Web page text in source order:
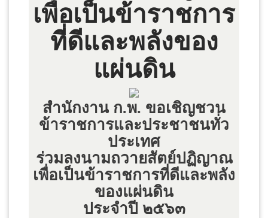
เพื่อเป็นข้าราชการ
ที่ดีและพลังของ
แผ่นดิน
สำนักงาน ก.พ. ขอเชิญชวน
ข้าราชการและประชาชนทั่ว
ประเทศ
ร่วมลงนามถวายสัตย์ปฏิญาณ
เพื่อเป็นข้าราชการที่ดีและพลัง
ของแผ่นดิน
ประจำปี ๒๕๖๓